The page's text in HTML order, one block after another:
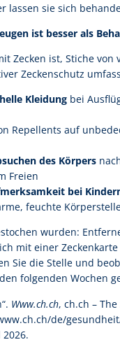
lassen sie sich
ist besser als
Zecken ist, Stiche von
Zeckenschutz
Kleidung bei
Repellents auf
des Körpers
Freien
bei
feuchte
wurden:
mit einer
Sie die Stelle und
folgenden Wochen
Www.ch.ch, ch.ch – The
de/